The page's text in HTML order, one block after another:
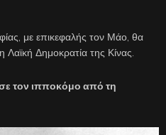
με επικεφαλής τον Μάο, θα
Λαϊκή Δημοκρατία της Κίνας.
τον ιπποκόμο από τη